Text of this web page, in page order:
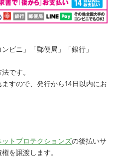
ビニ」「郵便局」「銀行」
です。
すので、発行から14日以内にお
トプロテクションズの後払いサ
を譲渡します。